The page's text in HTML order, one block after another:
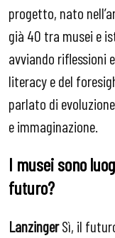
progetto, nato
già 40 tra musei e
avviando riflessioni
literacy e del
parlato di
e immaginazione.
I musei sono
futuro?
LanzingerSì, il